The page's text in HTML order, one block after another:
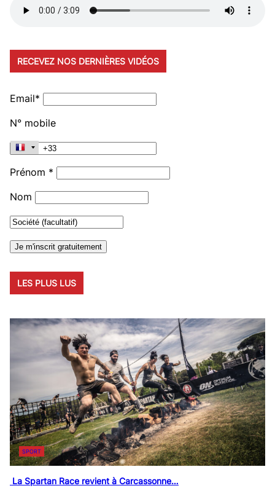
RECEVEZ NOS DERNIÈRES VIDÉOS
Email*
N° mobile
Prénom *
Nom
LES PLUS LUS
SPORT
La Spartan Race revient à Carcassonne…